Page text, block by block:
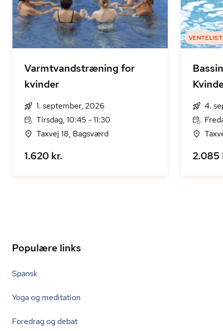
Varmtvandstræning for
kvinder
1. september, 2026
Tirsdag, 10:45 - 11:30
Taxvej 18, Bagsværd
1.620 kr.
4.
2.085
Populære links
Spansk
Yoga og meditation
Foredrag og debat